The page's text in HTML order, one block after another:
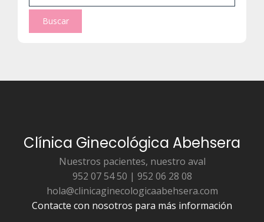
Clínica Ginecológica Abehsera
Nuestros pacientes, nuestro aval
952 07 54 50 | 952 06 28 08
hola@clinicaginecologicaabehsera.com
Contacte con nosotros para más información